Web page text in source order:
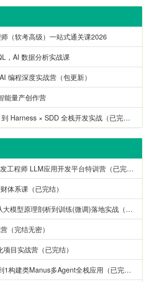
（软考高级）一站式通关课2026
，AI 数据分析实战课
编程深度实战营（包更新）
能量产创作营
Harness × SDD 全栈开发实战（已完结）
LLM应用开发平台特训营（已完结，视频+代码+电子书）
体系课（已完结）
型原理剖析到训练(微调)落地实战（已完结）
（完结无密）
项目实战营（已完结）
构建类Manus多Agent全栈应用（已完结）